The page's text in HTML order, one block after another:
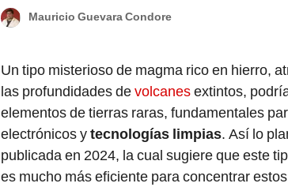
Mauricio Guevara Condore
Un tipo misterioso de magma rico en hierro,
las profundidades devolcanesextintos,
elementos de tierras raras, fundamentales
electrónicos ytecnologías limpias. Así lo
publicada en 2024, la cual sugiere que este
es mucho más eficiente para concentrar